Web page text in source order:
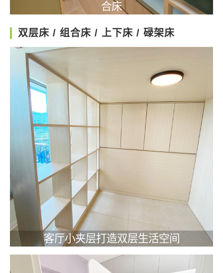
合床
双层床 / 组合床 / 上下床 / 碌架床
客厅小夹层打造双层生活空间